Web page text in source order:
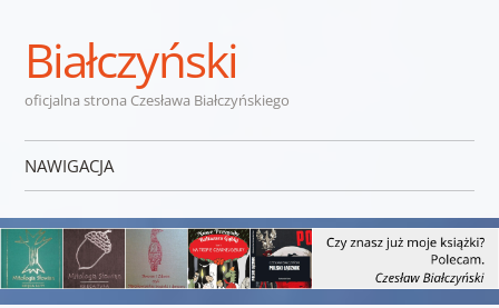
Białczyński
oficjalna strona Czesława Białczyńskiego
NAWIGACJA